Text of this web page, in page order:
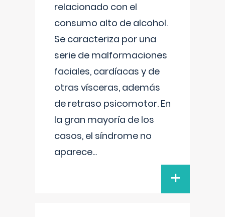
relacionado con el
consumo alto de alcohol.
Se caracteriza por una
serie de malformaciones
faciales, cardíacas y de
otras vísceras, además
de retraso psicomotor. En
la gran mayoría de los
casos, el síndrome no
aparece...
+